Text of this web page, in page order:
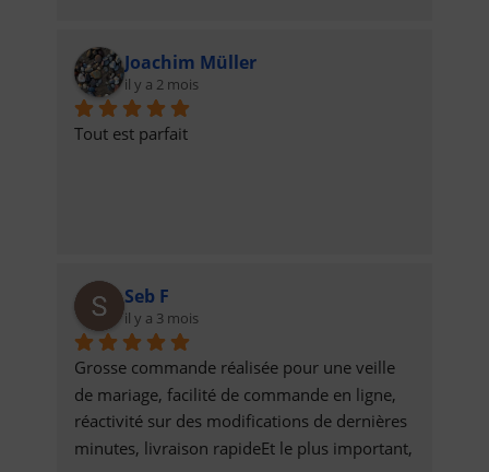
Joachim Müller
il y a 2 mois
Tout est parfait
Seb F
il y a 3 mois
Grosse commande réalisée pour une veille
de mariage, facilité de commande en ligne,
réactivité sur des modifications de dernières
minutes, livraison rapideEt le plus important,